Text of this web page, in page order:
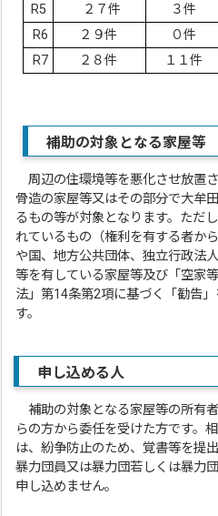
R5
２７件 ３件
R6
２９件 ０件
R7
２８件 １１件
補助の対象となる家屋等
周辺の住環境等を悪化させ放置
骨造の家屋等又はその部分で大牟
るもの等が対象となります。ただ
れているもの（権利を有する者か
や国、地方公共団体、独立行政法
等を有している家屋等及び「空家
法」第14条第2項に基づく「勧告
す。
申し込める人
補助の対象となる家屋等の所有
らの方から委任を受けた方です。
は、紛争防止のため、覚書等を提
暴力団員又は暴力団若しくは暴力
申し込めません。